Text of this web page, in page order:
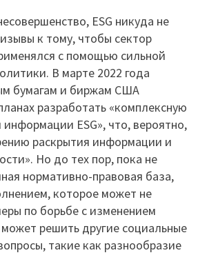
ESG никуда не
к тому, чтобы сектор
с помощью сильной
В марте 2022 года
бумагам и биржам США
разработать «комплексную
информации ESG», что, вероятно,
раскрытия информации и
Но до тех пор, пока не
нормативно-правовая база,
которое может не
по борьбе с изменением
решить другие социальные
такие как разнообразие